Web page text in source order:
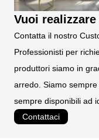
Vuoi
Contatta il nostro
Professionisti per richiedere il tuo preventivo. Essendo
produttori siamo in
arredo. Siamo sempre a completa disposizione e siamo
sempre disponibili ad
Contattaci